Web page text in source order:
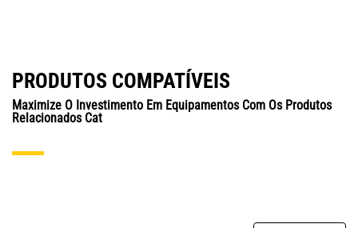
PRODUTOS COMPATÍVEIS
Maximize O Investimento Em Equipamentos Com Os Produtos
Relacionados Cat